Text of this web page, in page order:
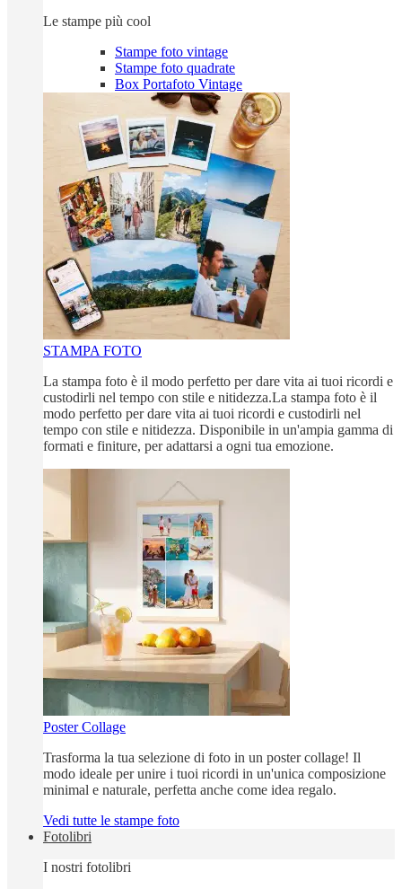
Le stampe più cool
Stampe foto vintage
Stampe foto quadrate
Box Portafoto Vintage
STAMPA FOTO
La stampa foto è il modo perfetto per dare vita ai tuoi ricordi e
custodirli nel tempo con stile e nitidezza.La stampa foto è il
modo perfetto per dare vita ai tuoi ricordi e custodirli nel
tempo con stile e nitidezza. Disponibile in un'ampia gamma di
formati e finiture, per adattarsi a ogni tua emozione.
Poster Collage
Trasforma la tua selezione di foto in un poster collage! Il
modo ideale per unire i tuoi ricordi in un'unica composizione
minimal e naturale, perfetta anche come idea regalo.
Vedi tutte le stampe foto
Fotolibri
I nostri fotolibri